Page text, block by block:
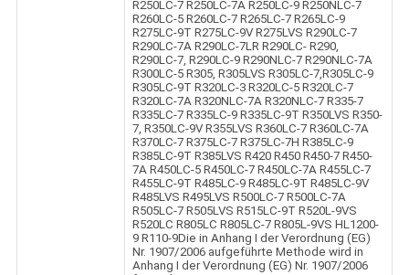
R250LC-7 R250LC-7A R250LC-9 R250NLC-7
R260LC-5 R260LC-7 R265LC-7 R265LC-9
R275LC-9T R275LC-9V R275LVS R290LC-7
R290LC-7A R290LC-7LR R290LC- R290,
R290LC-7, R290LC-9 R290NLC-7 R290NLC-7A
R300LC-5 R305, R305LVS R305LC-7,R305LC-9
R305LC-9T R320LC-3 R320LC-5 R320LC-7
R320LC-7A R320NLC-7A R320NLC-7 R335-7
R335LC-7 R335LC-9 R335LC-9T R350LVS R350-
7, R350LC-9V R355LVS R360LC-7 R360LC-7A
R370LC-7 R375LC-7 R375LC-7H R385LC-9
R385LC-9T R385LVS R420 R450 R450-7 R450-
7A R450LC-5 R450LC-7 R450LC-7A R455LC-7
R455LC-9T R485LC-9 R485LC-9T R485LC-9V
R485LVS R495LVS R500LC-7 R500LC-7A
R505LC-7 R505LVS R515LC-9T R520L-9VS
R520LC R805LC R805LC-7 R805L-9VS HL1200-
9 R110-9Die in Anhang I der Verordnung (EG)
Nr. 1907/2006 aufgeführte Methode wird in
Anhang I der Verordnung (EG) Nr. 1907/2006